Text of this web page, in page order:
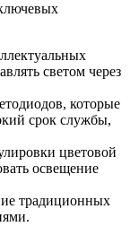
светом через
которые
срок службы,
цветовой
освещение
традиционных